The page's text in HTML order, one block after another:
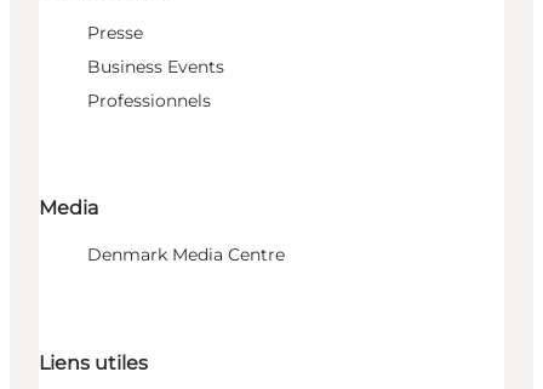
Presse
Business Events
Professionnels
Media
Denmark Media Centre
Liens utiles